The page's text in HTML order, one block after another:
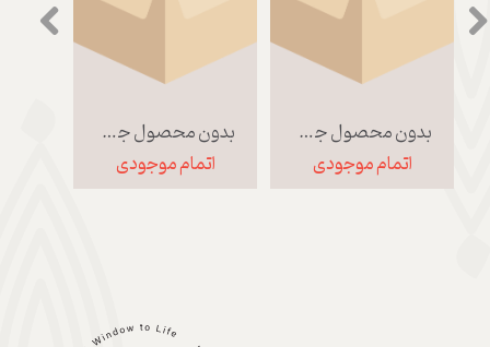
بدون محصول جهت نمایش
اتمام موجودی
بدون محصول جهت نمایش
اتمام موجودی